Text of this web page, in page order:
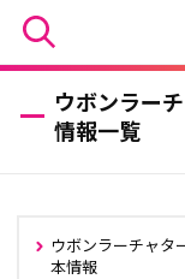
ウボンラー
情報一覧
ウボンラーチャタ
本情報